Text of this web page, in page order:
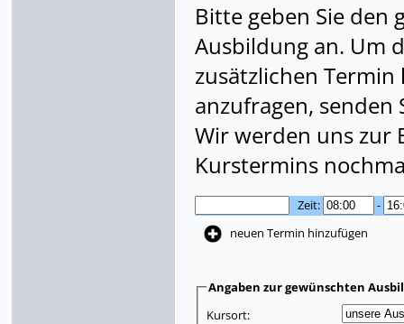
Bitte geben Sie den
Ausbildung an. Um
zusätzlichen
anzufragen, senden
Wir werden uns zur
Kurstermins
Zeit:
-
neuen Termin hinzufügen
Angaben zur gewünschten
Kursort: